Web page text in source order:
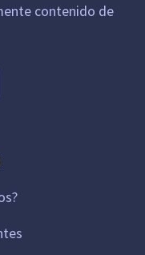
contenido de